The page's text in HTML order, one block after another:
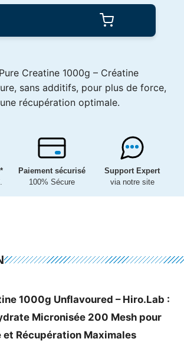
Creatine 1000g – Créatine
sans additifs, pour plus de force,
récupération optimale.
Paiement sécurisé
100% Sécure
Support Expert
via notre site
1000g Unflavoured – Hiro.Lab :
Micronisée 200 Mesh pour
et Récupération Maximales